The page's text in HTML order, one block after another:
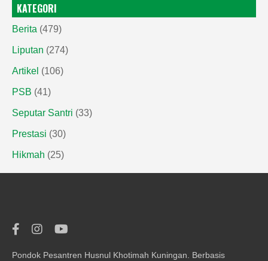
KATEGORI
Berita (479)
Liputan (274)
Artikel (106)
PSB (41)
Seputar Santri (33)
Prestasi (30)
Hikmah (25)
Pondok Pesantren Husnul Khotimah Kuningan. Berbasis